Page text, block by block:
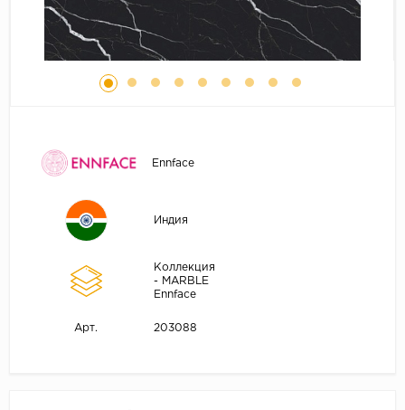
Ennface
Индия
Коллекция
- MARBLE
Ennface
Арт. 203088